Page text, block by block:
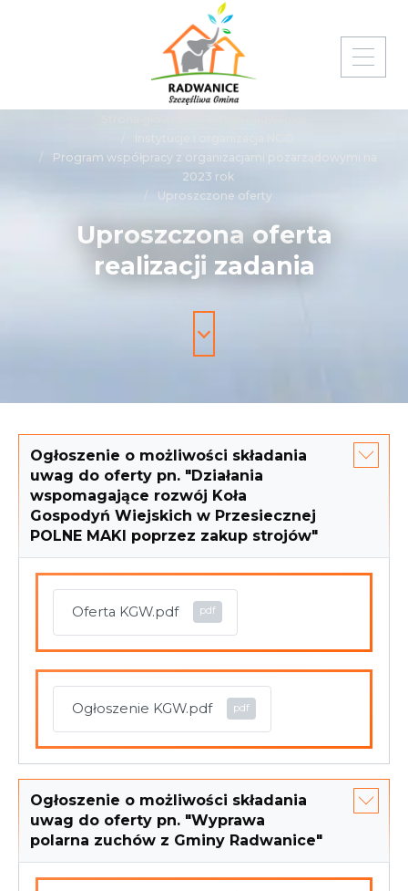
Program współpracy z organizacjami pozarządowymi na
2023 rok
Uproszczone oferty
Uproszczona oferta
realizacji zadania
Ogłoszenie o możliwości składania
uwag do oferty pn. "Działania
wspomagające rozwój Koła
Gospodyń Wiejskich w Przesiecznej
POLNE MAKI poprzez zakup strojów"
Oferta KGW.pdf
Ogłoszenie KGW.pdf
Ogłoszenie o możliwości składania
uwag do oferty pn. "Wyprawa
polarna zuchów z Gminy Radwanice"